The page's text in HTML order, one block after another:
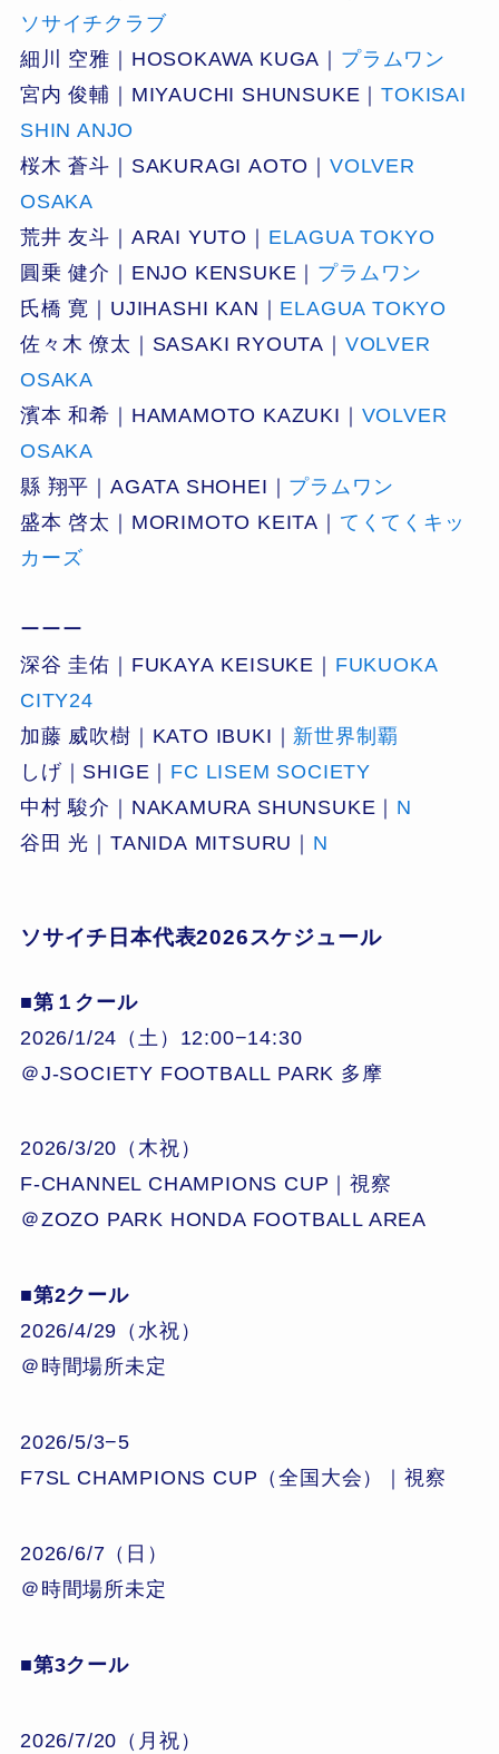
ソサイチクラブ
細川 空雅｜HOSOKAWA KUGA｜ プラムワン
宮内 俊輔｜MIYAUCHI SHUNSUKE｜TOKISAI
SHIN ANJO
桜木 蒼斗｜SAKURAGI AOTO｜VOLVER
OSAKA
荒井 友斗｜ARAI YUTO｜ ELAGUA TOKYO
圓乗 健介｜ENJO KENSUKE｜ プラムワン
氏橋 寛｜UJIHASHI KAN｜ ELAGUA TOKYO
佐々木 僚太｜SASAKI RYOUTA｜ VOLVER
OSAKA
濱本 和希｜HAMAMOTO KAZUKI｜ VOLVER
OSAKA
縣 翔平｜AGATA SHOHEI｜ プラムワン
盛本 啓太｜MORIMOTO KEITA｜ てくてくキッ
カーズ
ーーー
深谷 圭佑｜FUKAYA KEISUKE｜ FUKUOKA
CITY24
加藤 威吹樹｜KATO IBUKI｜ 新世界制覇
しげ｜SHIGE｜ FC LISEM SOCIETY
中村 駿介｜NAKAMURA SHUNSUKE｜ N
谷田 光｜TANIDA MITSURU｜ N
ソサイチ日本代表2026スケジュール
■第１クール
2026/1/24（土）12:00−14:30
＠J-SOCIETY FOOTBALL PARK 多摩
2026/3/20（木祝）
F-CHANNEL CHAMPIONS CUP｜視察
＠ZOZO PARK HONDA FOOTBALL AREA
■第2クール
2026/4/29（水祝）
＠時間場所未定
2026/5/3−5
F7SL CHAMPIONS CUP（全国大会）｜視察
2026/6/7（日）
＠時間場所未定
■第3クール
2026/7/20（月祝）